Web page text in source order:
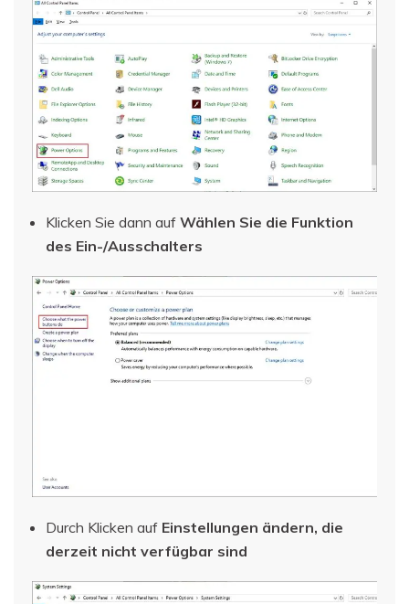
Klicken Sie dann auf Wählen Sie die Funktion
des Ein-/Ausschalters
Durch Klicken auf Einstellungen ändern, die
derzeit nicht verfügbar sind